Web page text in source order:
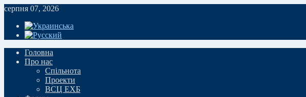
серпня 07, 2026
Головна
Про нас
Спільнота
Проекти
ВСЦ ЕХБ